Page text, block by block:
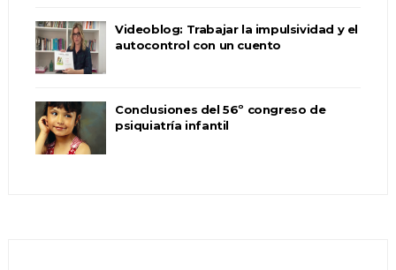
Videoblog: Trabajar la impulsividad y el
autocontrol con un cuento
Conclusiones del 56º congreso de
psiquiatría infantil